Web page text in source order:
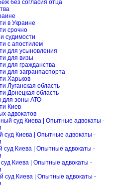
без согласия отца
в Украине
срочно
судимости
с апостилем
для усыновления
для визы
для гражданства
для загранпаспорта
Харьков
Луганская область
Донецкая область
для зоны АТО
Киев
адвокатов
суд Киева | Опытные адвокаты -
суд Киева | Опытные адвокаты -
суд Киева | Опытные адвокаты -
Киева | Опытные адвокаты -
суд Киева | Опытные адвокаты -